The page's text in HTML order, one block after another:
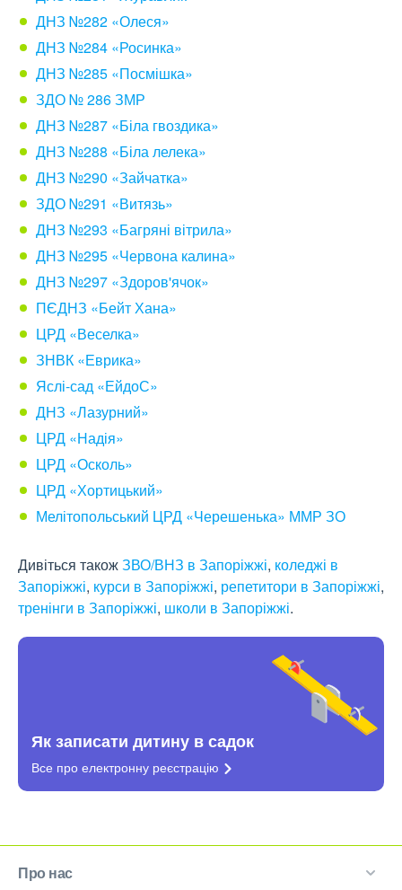
ДНЗ №282 «Олеся»
ДНЗ №284 «Росинка»
ДНЗ №285 «Посмішка»
ЗДО № 286 ЗМР
ДНЗ №287 «Біла гвоздика»
ДНЗ №288 «Біла лелека»
ДНЗ №290 «Зайчатка»
ЗДО №291 «Витязь»
ДНЗ №293 «Багряні вітрила»
ДНЗ №295 «Червона калина»
ДНЗ №297 «Здоров'ячок»
ПЄДНЗ «Бейт Хана»
ЦРД «Веселка»
ЗНВК «Еврика»
Яслі-сад «ЕйдоС»
ДНЗ «Лазурний»
ЦРД «Надія»
ЦРД «Осколь»
ЦРД «Хортицький»
Мелітопольський ЦРД «Черешенька» ММР ЗО
Дивіться такожЗВО/ВНЗ в Запоріжжі, коледжі в
Запоріжжі, курси в Запоріжжі, репетитори в Запоріжжі,
тренінги в Запоріжжі, школи в Запоріжжі.
Як записати дитину в садок
Все про електронну реєстрацію
Про нас